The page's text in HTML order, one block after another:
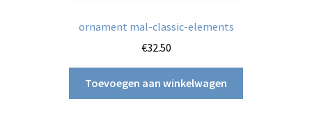
ornament mal-classic-elements
€32.50
Toevoegen aan winkelwagen